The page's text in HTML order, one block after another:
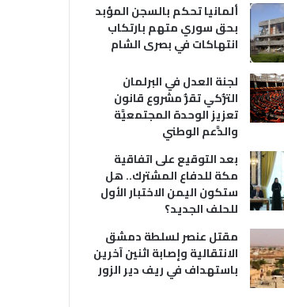
ألمانيا تحكم بالسجن المؤبد
بحق سوري متهم بارتكاب
انتهاكات في بصرى الشام
لجنة العدل في البرلمان
التُّركي تقرُّ مشروع قانون
تعزيز الوحدة المجتمعيَّة
والدَّعم الوطني
بعد التوقيع على اتفاقية
مكة للدفاع المشترك.. هل
ستكون اليمن الاختبار الأول
للحلف الجديد؟
مقتل عنصر لسلطة دمشق
الانتقالية وإصابة اثنين آخرين
باستهداف في ريف دير الزور